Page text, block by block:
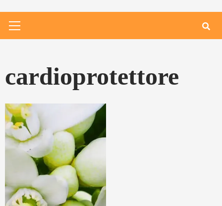
Menu
cardioprotettore